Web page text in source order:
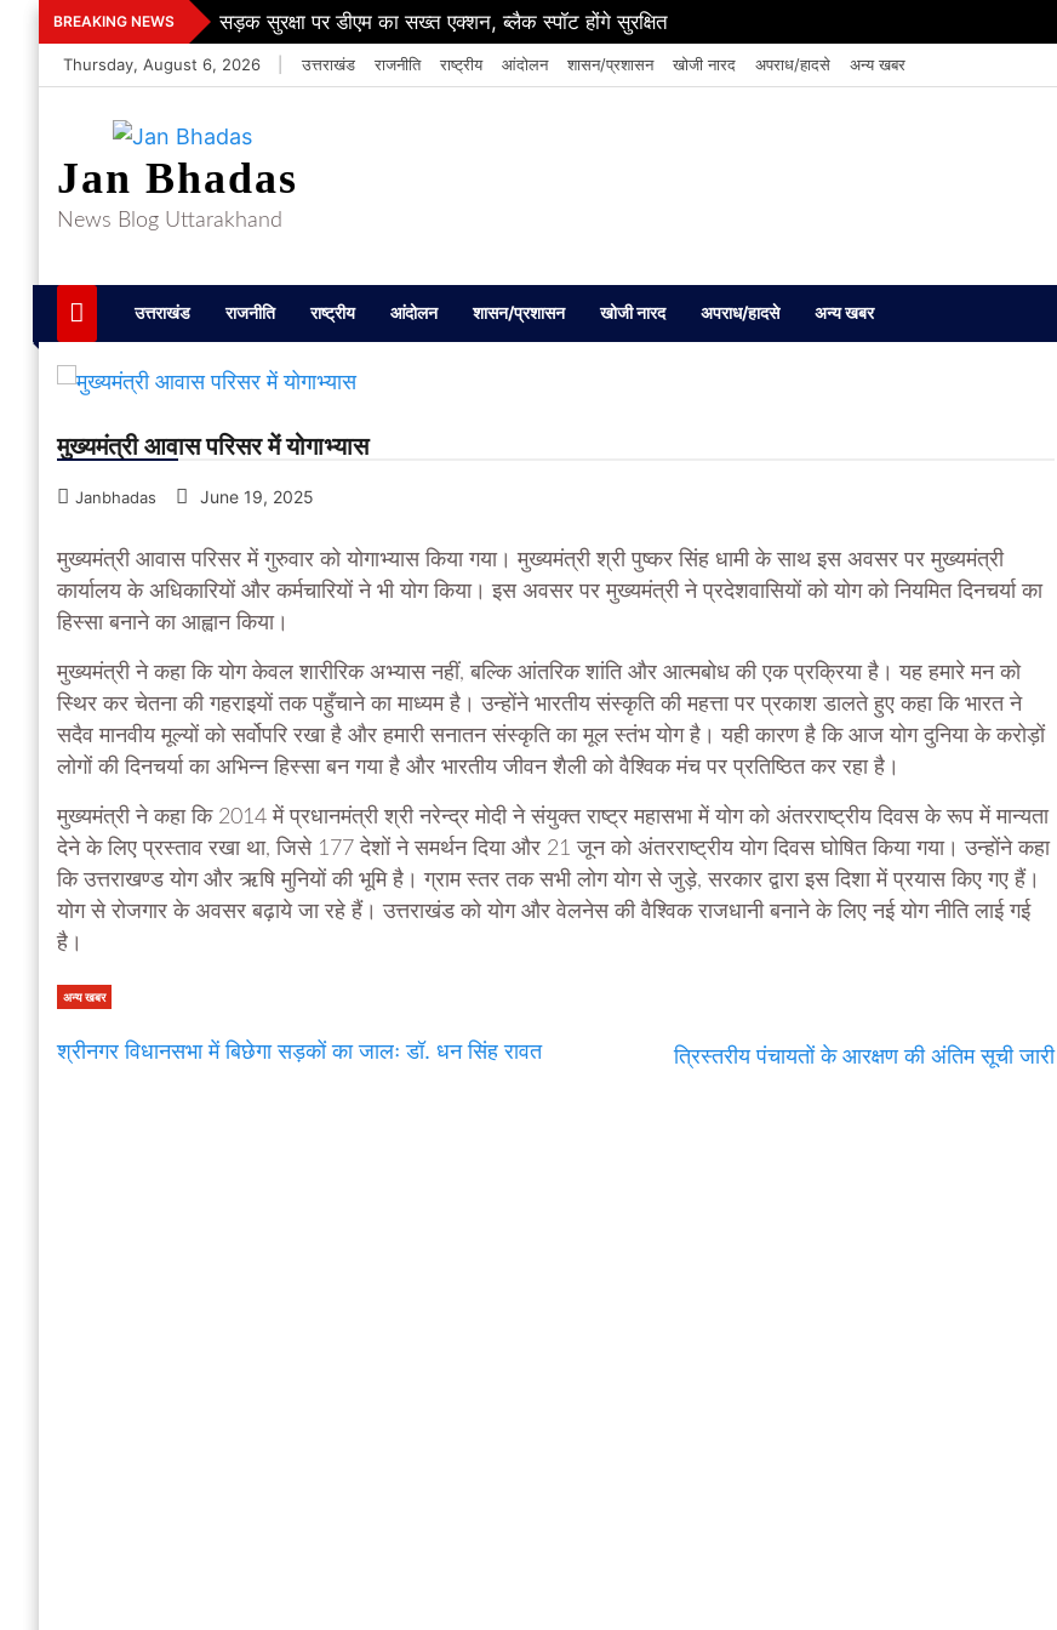
Skip
to
content
BREAKING NEWS सड़क सुरक्षा पर डीएम का सख्त एक्शन, ब्लैक स्पॉट होंगे सुरक्षित
Thursday, August 6, 2026 उत्तराखंड राजनीति राष्ट्रीय आंदोलन शासन/प्रशासन खोजी नारद अपराध/हादसे अन्य खबर
Jan Bhadas
News Blog Uttarakhand
उत्तराखंड राजनीति राष्ट्रीय आंदोलन शासन/प्रशासन खोजी नारद अपराध/हादसे अन्य खबर
मुख्यमंत्री आवास परिसर में योगाभ्यास
Janbhadas June 19, 2025
मुख्यमंत्री आवास परिसर में गुरुवार को योगाभ्यास किया गया। मुख्यमंत्री श्री पुष्कर सिंह धामी के साथ इस अवसर पर मुख्यमंत्री
कार्यालय के अधिकारियों और कर्मचारियों ने भी योग किया। इस अवसर पर मुख्यमंत्री ने प्रदेशवासियों को योग को नियमित दिनचर्या का
हिस्सा बनाने का आह्वान किया।
मुख्यमंत्री ने कहा कि योग केवल शारीरिक अभ्यास नहीं, बल्कि आंतरिक शांति और आत्मबोध की एक प्रक्रिया है। यह हमारे मन को
स्थिर कर चेतना की गहराइयों तक पहुँचाने का माध्यम है। उन्होंने भारतीय संस्कृति की महत्ता पर प्रकाश डालते हुए कहा कि भारत ने
सदैव मानवीय मूल्यों को सर्वोपरि रखा है और हमारी सनातन संस्कृति का मूल स्तंभ योग है। यही कारण है कि आज योग दुनिया के करोड़ों
लोगों की दिनचर्या का अभिन्न हिस्सा बन गया है और भारतीय जीवन शैली को वैश्विक मंच पर प्रतिष्ठित कर रहा है।
मुख्यमंत्री ने कहा कि 2014 में प्रधानमंत्री श्री नरेन्द्र मोदी ने संयुक्त राष्ट्र महासभा में योग को अंतरराष्ट्रीय दिवस के रूप में मान्यता
देने के लिए प्रस्ताव रखा था, जिसे 177 देशों ने समर्थन दिया और 21 जून को अंतरराष्ट्रीय योग दिवस घोषित किया गया। उन्होंने कहा
कि उत्तराखण्ड योग और ऋषि मुनियों की भूमि है। ग्राम स्तर तक सभी लोग योग से जुड़े, सरकार द्वारा इस दिशा में प्रयास किए गए हैं।
योग से रोजगार के अवसर बढ़ाये जा रहे हैं। उत्तराखंड को योग और वेलनेस की वैश्विक राजधानी बनाने के लिए नई योग नीति लाई गई
है।
अन्य खबर
श्रीनगर विधानसभा में बिछेगा सड़कों का जालः डॉ. धन सिंह रावत त्रिस्तरीय पंचायतों के आरक्षण की अंतिम सूची जारी